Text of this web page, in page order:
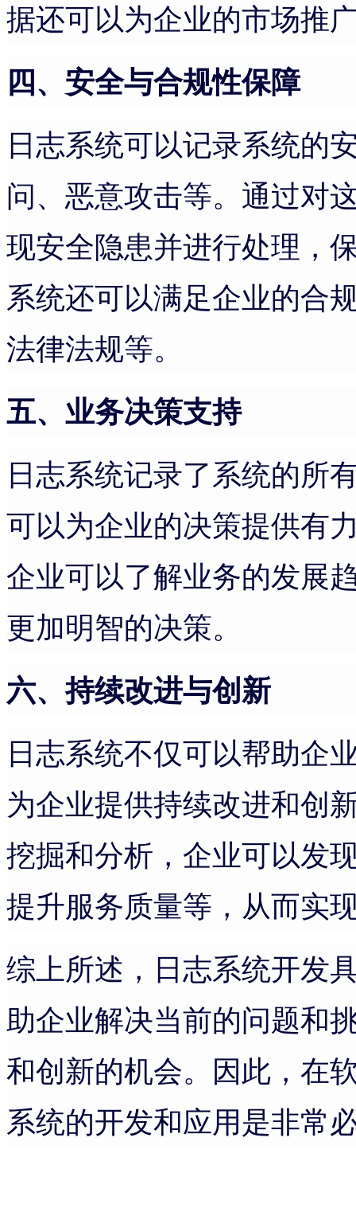
据还可以为企业的市场推
四、安全与合规性保障
日志系统可以记录系统的
问、恶意攻击等。通过对
现安全隐患并进行处理，
系统还可以满足企业的合
法律法规等。
五、业务决策支持
日志系统记录了系统的所
可以为企业的决策提供有
企业可以了解业务的发展
更加明智的决策。
六、持续改进与创新
日志系统不仅可以帮助企
为企业提供持续改进和创
挖掘和分析，企业可以发
提升服务质量等，从而实
综上所述，日志系统开发
助企业解决当前的问题和
和创新的机会。因此，在
系统的开发和应用是非常